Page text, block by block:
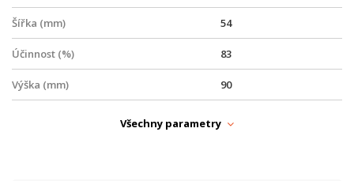
Šířka (mm) 54
Účinnost (%) 83
Výška (mm) 90
PARAMETRY NAPÁJENÍVšechny parametry